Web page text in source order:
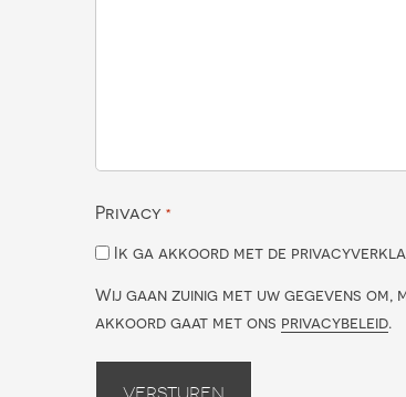
Privacy *
Ik ga akkoord met de
Wij gaan zuinig met uw gegevens
akkoord gaat met ons privacybeleid.